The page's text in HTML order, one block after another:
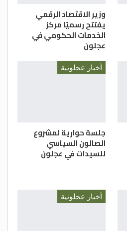
قضايا الأمة.
أن يحفظ الله الأردن
يديم على الوطن نعمة
وزير الاقتصاد الرقمي
يفتتح رسميًا مركز
الخدمات الحكومي في
عجلون
أخبار عجلونية
جلسة حوارية لمشروع
الصالون السياسي
للسيدات في عجلون
أخبار عجلونية